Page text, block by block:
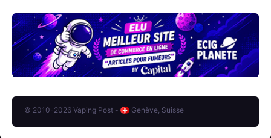
© 2010-2026 Vaping Post - Genève, Suisse